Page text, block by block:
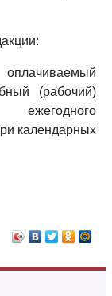
(рабочий)
ежегодного
календарных